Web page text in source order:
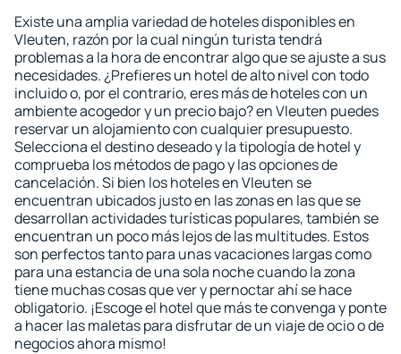
Existe una amplia variedad de hoteles disponibles en
Vleuten, razón por la cual ningún turista tendrá
problemas a la hora de encontrar algo que se ajuste a sus
necesidades. ¿Prefieres un hotel de alto nivel con todo
incluido o, por el contrario, eres más de hoteles con un
ambiente acogedor y un precio bajo? en Vleuten puedes
reservar un alojamiento con cualquier presupuesto.
Selecciona el destino deseado y la tipología de hotel y
comprueba los métodos de pago y las opciones de
cancelación. Si bien los hoteles en Vleuten se
encuentran ubicados justo en las zonas en las que se
desarrollan actividades turísticas populares, también se
encuentran un poco más lejos de las multitudes. Estos
son perfectos tanto para unas vacaciones largas como
para una estancia de una sola noche cuando la zona
tiene muchas cosas que ver y pernoctar ahí se hace
obligatorio. ¡Escoge el hotel que más te convenga y ponte
a hacer las maletas para disfrutar de un viaje de ocio o de
negocios ahora mismo!